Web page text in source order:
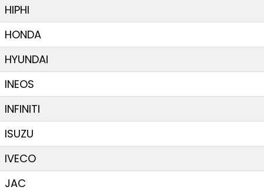
HIPHI
HONDA
HYUNDAI
INEOS
INFINITI
ISUZU
IVECO
JAC